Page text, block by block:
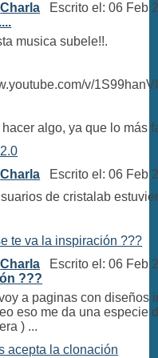
Charla Escrito el: 06 Feb
musica subele!!.
v/
algo, ya que lo más
Charla Escrito el: 06 Feb
de cristalab
te va la inspiración ???
Charla Escrito el: 06 Feb
???
a paginas con diseños
eso me da una especie
) ...
acepta la clonación